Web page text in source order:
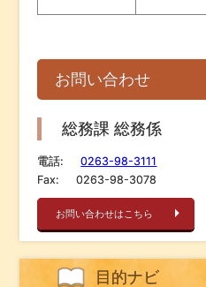
お問い合わせ
総務課 総務係
電話:
0263-98-3111
Fax:
0263-98-3078
お問い合わせはこちら
目的ナビ